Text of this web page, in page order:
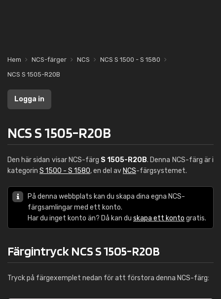
Hem NCS-färger NCS
NCS S 1500 - S 1580
NCS S 1505-R20B
Logga in
NCS S 1505-R20B
Den här sidan visar NCS-färg S 1505-R20B. Denna NCS-färg är i
kategorin S 1500 - S 1580, en del av NCS-färgsystemet.
På denna webbplats kan du skapa dina egna NCS-
färgsamlingar med ett konto.
Har du inget konto än? Då kan du skapa ett konto gratis.
Färgintryck NCS S 1505-R20B
Tryck på färgexemplet nedan för att förstora denna NCS-färg: